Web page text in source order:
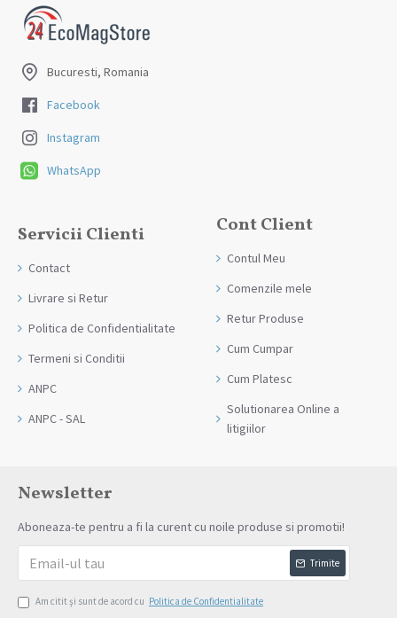
termen aproximativ de livrare, in functie de urgenta ta
In cazul aparitiei unor intarzieri, vei fi instiintat prin email.
Produsele sunt livrate la adresa specificata de tine ca adresa de
livrare in momentul plasarii comenzii.
Bucuresti, Romania
Facebook
Instagram
WhatsApp
Servicii Clienti
Contact
Livrare si Retur
Politica de Confidentialitate
Termeni si Conditii
ANPC
ANPC - SAL
Cont Client
Contul Meu
Comenzile mele
Retur Produse
Cum Cumpar
Cum Platesc
Solutionarea Online a
litigiilor
Newsletter
Aboneaza-te pentru a fi la curent cu noile produse si promotii!
Trimite
Am citit şi sunt de acord cu Politica de Confidentialitate